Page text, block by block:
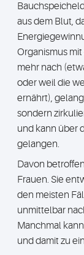
aus dem Blut,
Organismus
mehr nach
oder weil die
ernährt),
sondern
und kann über
gelangen.
Davon
Frauen. Sie
den meisten
unmittelbar
Manchmal
und damit zu